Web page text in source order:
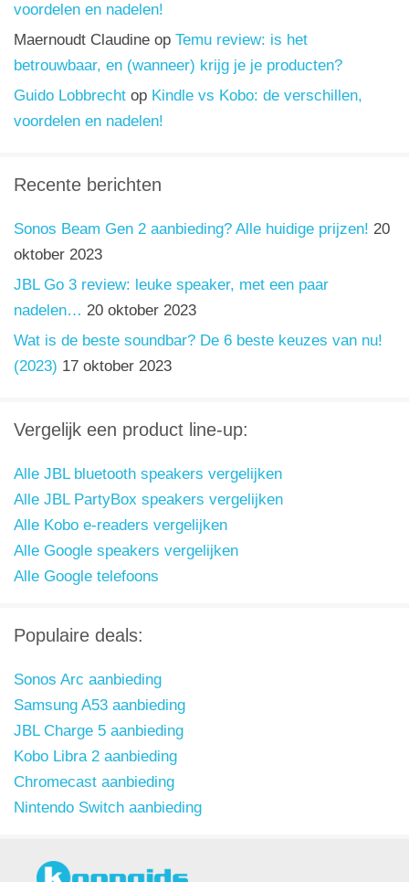
voordelen en nadelen!
Maernoudt Claudine op Temu review: is het
betrouwbaar, en (wanneer) krijg je je producten?
Guido Lobbrecht op Kindle vs Kobo: de verschillen,
voordelen en nadelen!
Recente berichten
Sonos Beam Gen 2 aanbieding? Alle huidige prijzen! 20
oktober 2023
JBL Go 3 review: leuke speaker, met een paar
nadelen… 20 oktober 2023
Wat is de beste soundbar? De 6 beste keuzes van nu!
(2023) 17 oktober 2023
Vergelijk een product line-up:
Alle JBL bluetooth speakers vergelijken
Alle JBL PartyBox speakers vergelijken
Alle Kobo e-readers vergelijken
Alle Google speakers vergelijken
Alle Google telefoons
Populaire deals:
Sonos Arc aanbieding
Samsung A53 aanbieding
JBL Charge 5 aanbieding
Kobo Libra 2 aanbieding
Chromecast aanbieding
Nintendo Switch aanbieding